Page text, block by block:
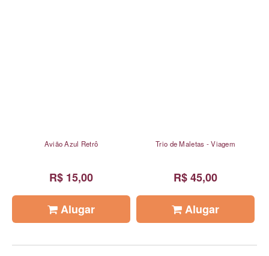
Avião Azul Retrô
R$ 15,00
Alugar
Trio de Maletas - Viagem
R$ 45,00
Alugar